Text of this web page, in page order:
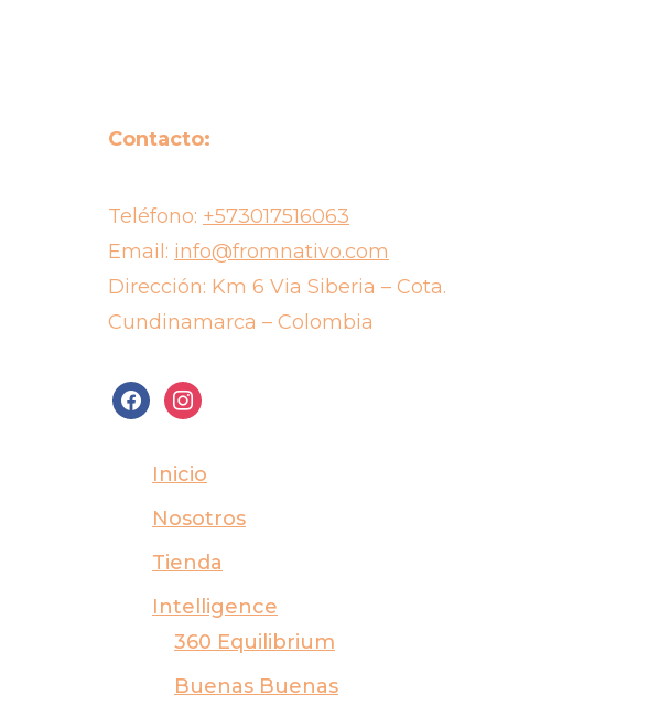
Contacto:
Teléfono: +573017516063
Email: info@fromnativo.com
Dirección: Km 6 Via Siberia – Cota.
Cundinamarca – Colombia
facebookinstagram
Inicio
Nosotros
Tienda
Intelligence
360 Equilibrium
Buenas Buenas